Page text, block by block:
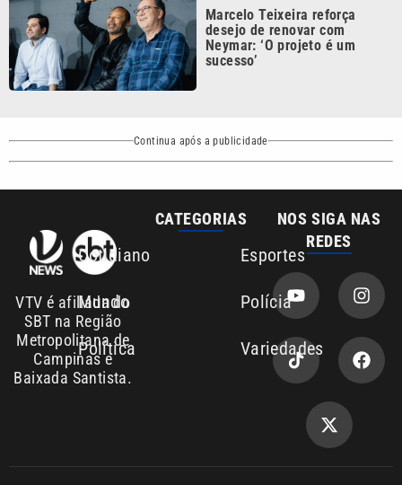
Marcelo Teixeira reforça
desejo de renovar com
Neymar: ‘O projeto é um
sucesso’
Continua após a publicidade
VTV é afiliada do
SBT na Região
Metropolitana de
Campinas e
Baixada Santista.
CATEGORIAS
Cotidiano Esportes
Mundo Polícia
Política Variedades
NOS SIGA NAS
REDES